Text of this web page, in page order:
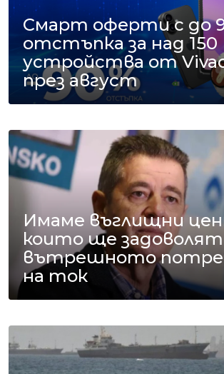
Смарт оферти с до
отстъпка за над 150
устройства от
през август
Имаме въглищни
които ще задоволят
вътрешното
на ток